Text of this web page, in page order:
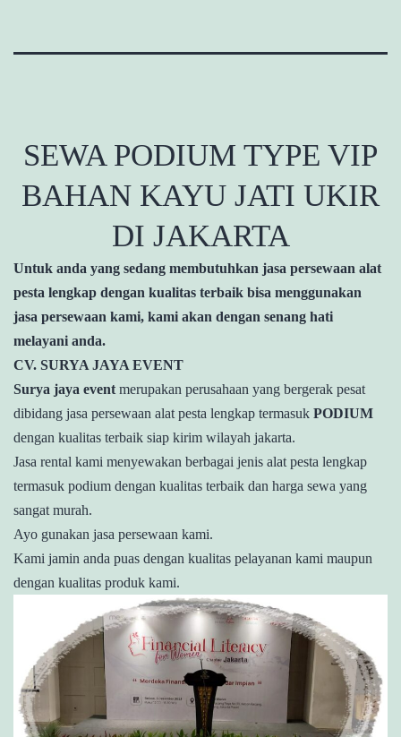
SEWA PODIUM TYPE VIP
BAHAN KAYU JATI UKIR
DI JAKARTA
Untuk anda yang sedang membutuhkan jasa persewaan alat
pesta lengkap dengan kualitas terbaik bisa menggunakan
jasa persewaan kami, kami akan dengan senang hati
melayani anda.
CV. SURYA JAYA EVENT
Surya jaya eventmerupakan perusahaan yang bergerak pesat
dibidang jasa persewaan alat pesta lengkap termasuk PODIUM
dengan kualitas terbaik siap kirim wilayah jakarta.
Jasa rental kami menyewakan berbagai jenis alat pesta lengkap
termasuk podium dengan kualitas terbaik dan harga sewa yang
sangat murah.
Ayo gunakan jasa persewaan kami.
Kami jamin anda puas dengan kualitas pelayanan kami maupun
dengan kualitas produk kami.